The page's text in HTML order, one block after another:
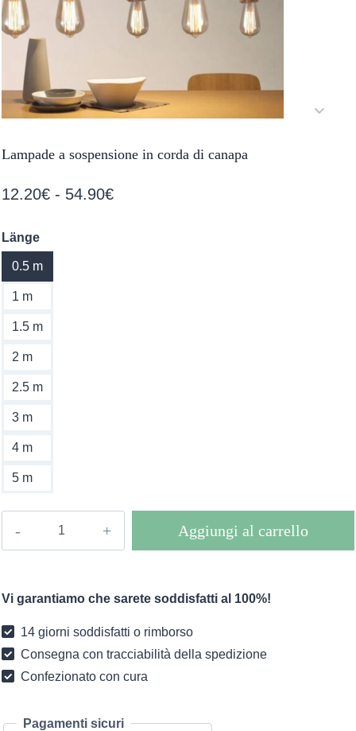
Lampade a sospensione in corda di canapa
12.20€ - 54.90€Fascia
Länge
0.5 m
1 m
1.5 m
2 m
2.5 m
3 m
4 m
5 m
corda
canapa
quantità
Aggiungi al carrello
Vi garantiamo che sarete soddisfatti al 100%!
14 giorni soddisfatti o rimborso
Consegna con tracciabilità della spedizione
Confezionato con cura
Pagamenti sicuri